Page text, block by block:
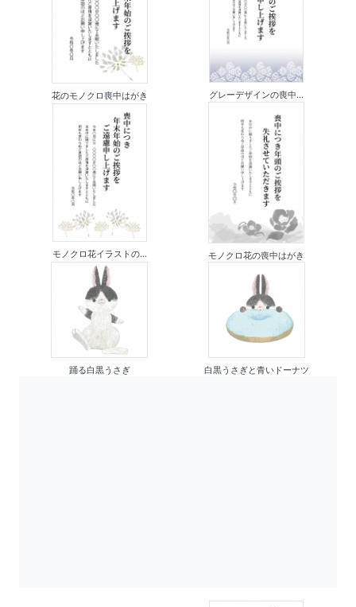
花のモノクロ喪中はがき グレーデザインの喪中...
モノクロ花イラストの... モノクロ花の喪中はがき
踊る白黒うさぎ 白黒うさぎと青いドーナツ